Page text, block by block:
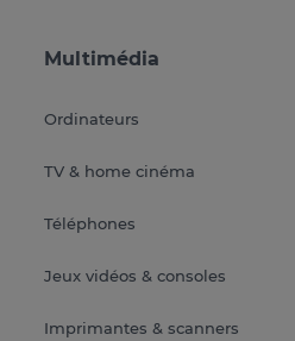
Multimédia
Ordinateurs
TV & home cinéma
Téléphones
Jeux vidéos & consoles
Imprimantes & scanners